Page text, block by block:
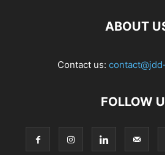
ABOUT
Contact us:
FOLLOW